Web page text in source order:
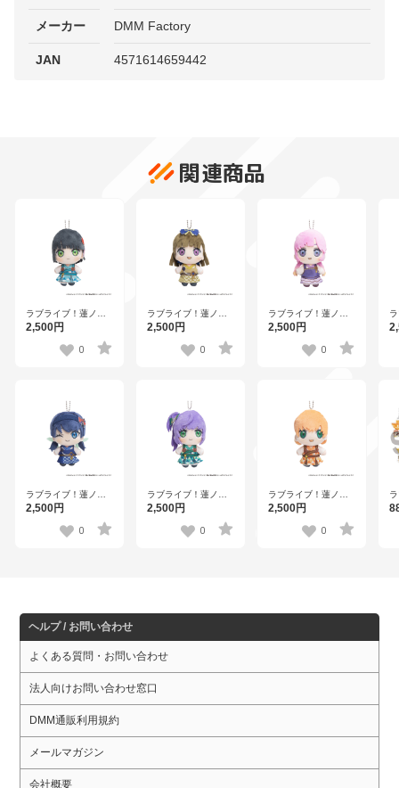
メーカー DMM Factory
JAN 4571614659442
関連商品
ラブライブ！蓮ノ空
女学院スクールアイ
ラボ第三弾 ぽけっこ
（ぬいぐるみマスコ
2,500円
0
ラブライブ！蓮ノ空
女学院スクールアイ
ラボ第三弾 ぽけっこ
（ぬいぐるみマスコ
2,500円
0
ラブライブ！蓮ノ空
女学院スクールアイ
ラボ第三弾 ぽけっこ
（ぬいぐるみマスコ
2,500円
0
ラブライブ！蓮ノ空
女学院スクールアイ
ラボ第三弾 ぽけっこ
（ぬいぐるみマスコ
2,500円
0
ラブライブ！蓮ノ空
女学院スクールアイ
ラボ第三弾 ぽけっこ
（ぬいぐるみマスコ
2,500円
0
ラブライブ！蓮ノ空
女学院スクールアイ
ラボ第三弾 ぽけっこ
（ぬいぐるみマスコ
2,500円
0
ヘルプ / お問い合わせ
よくある質問・お問い合わせ
法人向けお問い合わせ窓口
DMM通販利用規約
メールマガジン
会社概要